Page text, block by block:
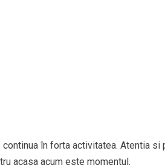
în forta activitatea. Atentia si
acasa acum este momentul.